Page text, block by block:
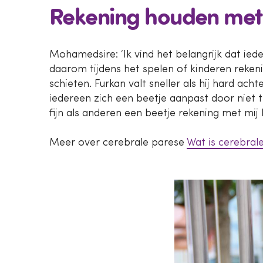
Rekening houden
Mohamedsire: ‘Ik vind het belangrijk dat
daarom tijdens het spelen of kinderen
schieten. Furkan valt sneller als hij hard
iedereen zich een beetje aanpast door niet
fijn als anderen een beetje rekening met mij
Meer over cerebrale parese Wat is